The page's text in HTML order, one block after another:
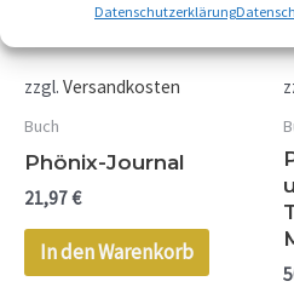
Datenschutzerklärung
zzgl. Versandkosten
Buch
Phönix-Journal
21,97€
In den Warenkorb